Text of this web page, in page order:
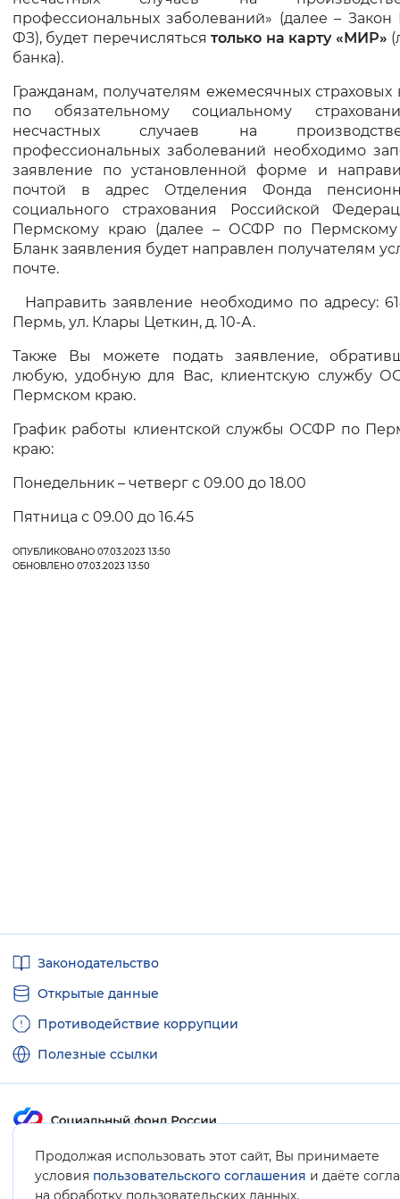
Вернуть стандартные настройки
профессиональных заболеваний» (далее –
ФЗ), будет перечислятьсятолько на карту «МИР»
банка).
Гражданам, получателям ежемесячных страховых
по обязательному социальному
несчастных случаев на
профессиональных заболеваний необходимо
заявление по установленной форме и
почтой в адрес Отделения Фонда
социального страхования Российской
Пермскому краю (далее – ОСФР по Пермскому
Бланк заявления будет направлен получателям
почте.
Направить заявление необходимо по адресу:
Пермь, ул. Клары Цеткин, д. 10-А.
Также Вы можете подать заявление,
любую, удобную для Вас, клиентскую службу
Пермском краю.
График работы клиентской службы ОСФР по
краю:
Понедельник – четверг с 09.00 до 18.00
Пятница с 09.00 до 16.45
ОПУБЛИКОВАНО 07.03.2023 13:50
ОБНОВЛЕНО 07.03.2023 13:50
Продолжая использовать этот сайт, Вы принимаете
условия пользовательского соглашения и даёте
на обработку пользовательских данных.
ссылкиЗаконодательство
Открытые данные
Противодействие коррупции
Полезные ссылки
Карта сайта